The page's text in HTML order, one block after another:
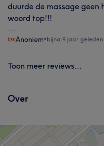
duurde de massage geen
woord top!!!
Anoniem•bijna 9 jaar geleden
Toon meer reviews...
Over